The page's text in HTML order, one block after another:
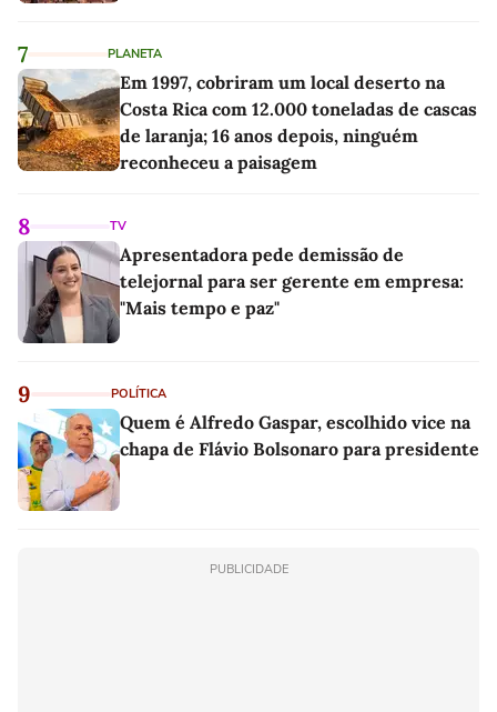
7 PLANETA
Em 1997, cobriram um local deserto na
Costa Rica com 12.000 toneladas de cascas
de laranja; 16 anos depois, ninguém
reconheceu a paisagem
8 TV
Apresentadora pede demissão de
telejornal para ser gerente em empresa:
"Mais tempo e paz"
9 POLÍTICA
Quem é Alfredo Gaspar, escolhido vice na
chapa de Flávio Bolsonaro para presidente
PUBLICIDADE